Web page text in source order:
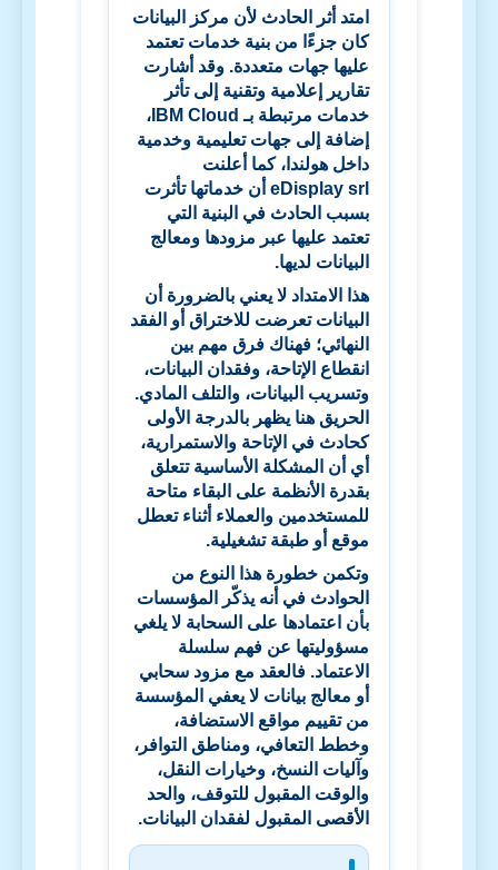
امتد أثر الحادث لأن مركز البيانات
كان جزءًا من بنية خدمات تعتمد
عليها جهات متعددة. وقد أشارت
تقارير إعلامية وتقنية إلى تأثر
خدمات مرتبطة بـ IBM Cloud ،
إضافة إلى جهات تعليمية وخدمية
داخل هولندا، كما أعلنت
eDisplay srl أن خدماتها تأثرت
بسبب الحادث في البنية التي
تعتمد عليها عبر مزودها ومعالج
البيانات لديها.
هذا الامتداد لا يعني بالضرورة أن
البيانات تعرضت للاختراق أو الفقد
النهائي؛ فهناك فرق مهم بين
انقطاع الإتاحة، وفقدان البيانات،
وتسريب البيانات، والتلف المادي.
الحريق هنا يظهر بالدرجة الأولى
كحادث في الإتاحة والاستمرارية،
أي أن المشكلة الأساسية تتعلق
بقدرة الأنظمة على البقاء متاحة
للمستخدمين والعملاء أثناء تعطل
موقع أو طبقة تشغيلية.
وتكمن خطورة هذا النوع من
الحوادث في أنه يذكّر المؤسسات
بأن اعتمادها على السحابة لا يلغي
مسؤوليتها عن فهم سلسلة
الاعتماد. فالعقد مع مزود سحابي
أو معالج بيانات لا يعفي المؤسسة
من تقييم مواقع الاستضافة،
وخطط التعافي، ومناطق التوافر،
وآليات النسخ، وخيارات النقل،
والوقت المقبول للتوقف، والحد
الأقصى المقبول لفقدان البيانات.